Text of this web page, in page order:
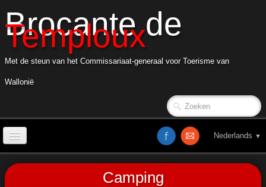
Brocante de
Temploux
Met de steun van het Commissariaat-generaal voor Toerisme van
Wallonië
Nederlands ▼
Onthaal
Camping